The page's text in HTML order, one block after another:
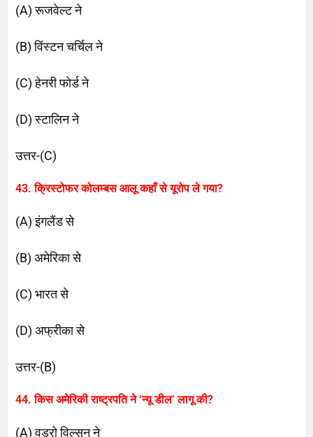
(A) रूजवेल्ट ने
(B) विंस्टन चर्चिल ने
(C) हेनरी फोर्ड ने
(D) स्टालिन ने
उत्तर-(C)
43. क्रिस्टोफर कोलम्बस आलू कहाँ से यूरोप ले गया?
(A) इंगलैंड से
(B) अमेरिका से
(C) भारत से
(D) अफ्रीका से
उत्तर-(B)
44. किस अमेरिकी राष्ट्रपति ने ‘न्यू डील’ लागू की?
(A) वुडरो विल्सन ने